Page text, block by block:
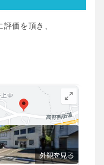
価を頂き、